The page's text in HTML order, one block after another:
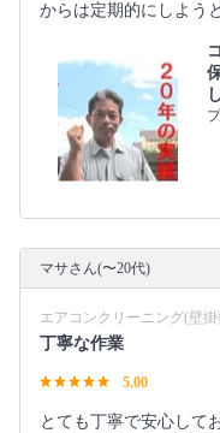
からは定期的にしよう
マサさん(〜20代)
エアコンクリーニング(壁
丁寧な作業
5.00
とても丁寧で安心して